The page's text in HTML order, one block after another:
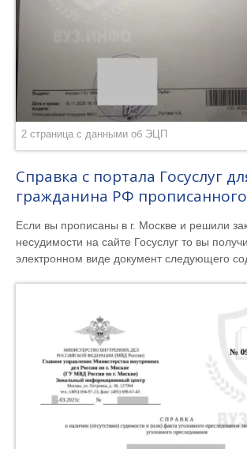
2 страница с данными об ЭЦП
Справка с портала Госуслуг
гражданина РФ
Если вы прописаны в г. Москве и решили
несудимости на сайте Госуслуг то вы
электронном виде документ следующего